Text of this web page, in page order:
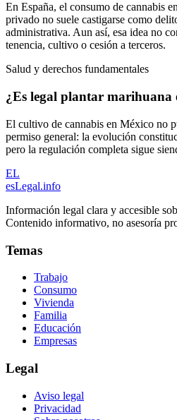
En España, el consumo de cannabis
privado no suele castigarse como
administrativa. Aun así, esa idea no
tenencia, cultivo o cesión a terceros.
Salud y derechos fundamentales
¿Es legal plantar marihuana
El cultivo de cannabis en México no
permiso general: la evolución
pero la regulación completa sigue
EL
esLegal.info
Información legal clara y accesible
Contenido informativo, no asesoría
Temas
Trabajo
Consumo
Vivienda
Familia
Educación
Empresas
Legal
Aviso legal
Privacidad